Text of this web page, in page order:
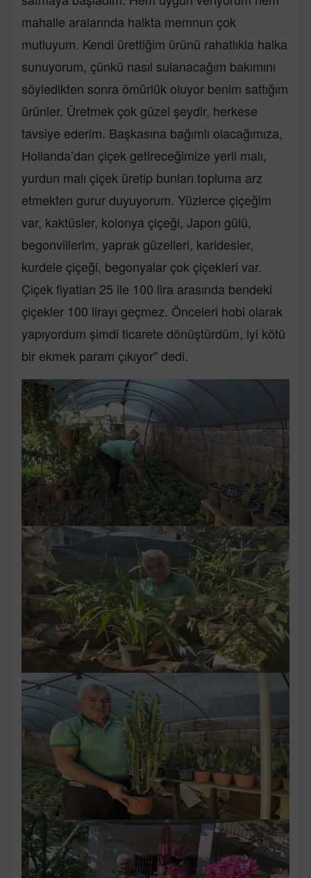
mahalle aralarında halkta memnun çok
mutluyum. Kendi ürettiğim ürünü rahatlıkla halka
sunuyorum, çünkü nasıl sulanacağım bakımını
söyledikten sonra ömürlük oluyor benim sattığım
ürünler. Üretmek çok güzel şeydir, herkese
tavsiye ederim. Başkasına bağımlı olacağımıza,
Hollanda’dan çiçek getireceğimize yerli malı,
yurdun malı çiçek üretip bunları topluma arz
etmekten gurur duyuyorum. Yüzlerce çiçeğim
var, kaktüsler, kolonya çiçeği, Japon gülü,
begonvillerim, yaprak güzelleri, karidesler,
kurdele çiçeği, begonyalar çok çiçekleri var.
Çiçek fiyatları 25 ile 100 lira arasında bendeki
çiçekler 100 lirayı geçmez. Önceleri hobi olarak
yapıyordum şimdi ticarete dönüştürdüm, iyi kötü
bir ekmek param çıkıyor" dedi.